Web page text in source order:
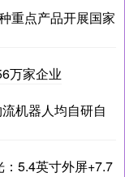
重点产品开展国家
万家企业
机器人均自研自
5.4英寸外屏+7.7